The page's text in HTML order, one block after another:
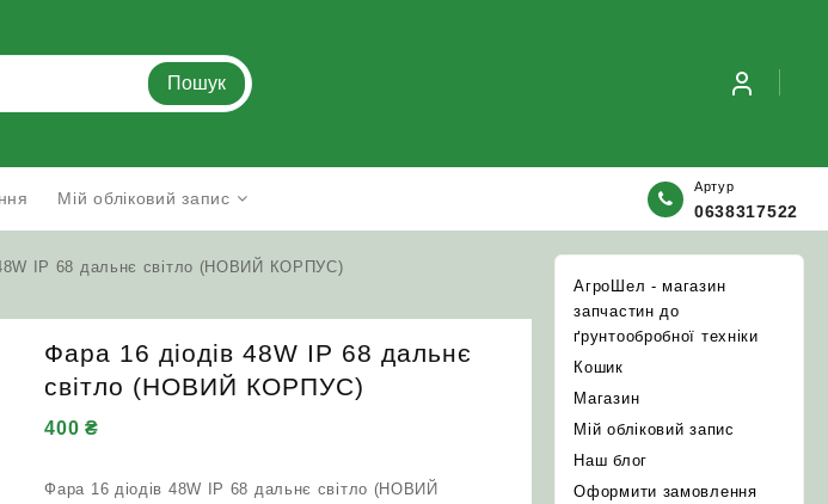
Пошук
Мій обліковий запис
Артур
0638317522
IP 68 дальнє світло (НОВИЙ КОРПУС)
Фара 16 діодів 48W IP 68 дальнє
світло (НОВИЙ КОРПУС)
400₴
Фара 16 діодів 48W IP 68 дальнє світло (НОВИЙ
АгроШел - магазин
запчастин до
ґрунтообробної техніки
Кошик
Магазин
Мій обліковий запис
Наш блог
Оформити замовлення